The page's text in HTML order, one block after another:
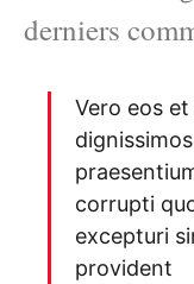
derniers
Vero eos
corrupti
excepturi
provident